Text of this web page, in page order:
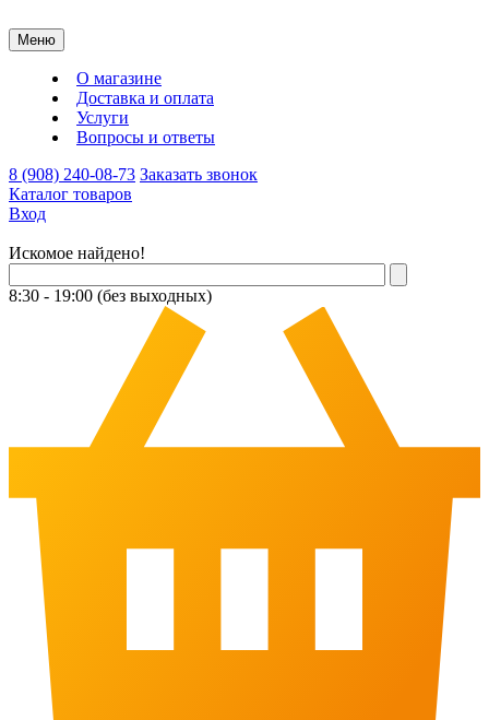
Меню
О магазине
Доставка и оплата
Услуги
Вопросы и ответы
8 (908) 240-08-73 Заказать звонок
Каталог товаров
Вход
Искомое найдено!
8:30 - 19:00 (без выходных)